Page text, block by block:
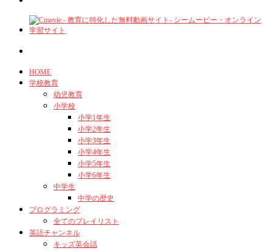
HOME
学校教育
幼児教育
小学校
小学1年生
小学2年生
小学3年生
小学4年生
小学5年生
小学6年生
中学生
中学の歴史
プログラミング
全てのプレイリスト
英語チャンネル
キッズ英会話